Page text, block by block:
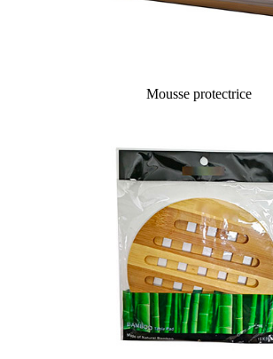
Mousse protectrice